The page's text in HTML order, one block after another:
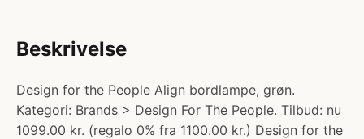
Beskrivelse
Design for the People Align bordlampe, grøn.
Kategori: Brands > Design For The People. Tilbud: nu
1099.00 kr. (regalo 0% fra 1100.00 kr.) Design for the